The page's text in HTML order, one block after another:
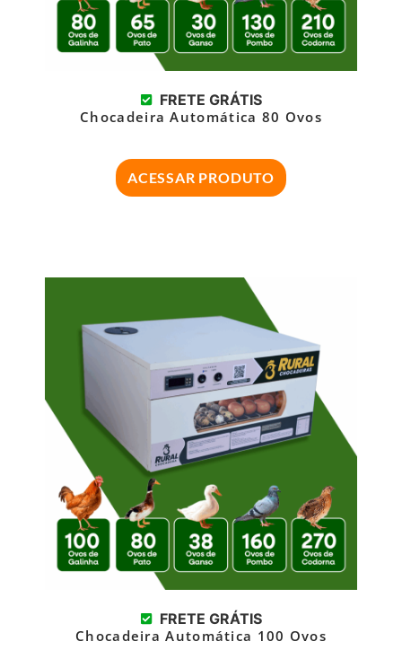
FRETE GRÁTIS
Chocadeira Automática 80 Ovos
ACESSAR PRODUTO
FRETE GRÁTIS
Chocadeira Automática 100 Ovos